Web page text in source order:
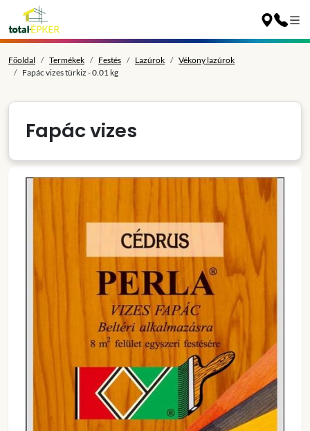
Főoldal Termékek Festés Lazúrok
Vékony lazúrok
Fapác vizes türkiz - 0.01 kg
Fapác vizes